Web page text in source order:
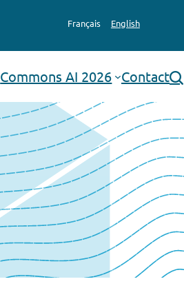
Français English
Commons AI 2026 Contactrechercher